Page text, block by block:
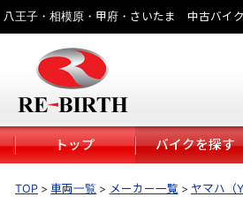
八王子・相模原・甲府・さいたま 中古バイ
トップ バイクを探す
TOP 車両一覧 メーカー一覧
ヤマハ（